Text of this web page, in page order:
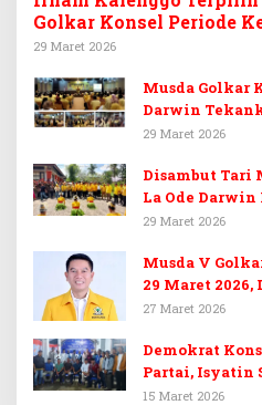
Golkar Konsel Periode
29 Maret 2026
Musda Golkar
Darwin
Target 14 Kursi
29 Maret 2026
Disambut Tari
La Ode
Golkar Konsel
29 Maret 2026
Musda V
29 Maret
untuk Irham
27 Maret 2026
Demokrat
Partai, Isyatin
Kembalikan
15 Maret 2026